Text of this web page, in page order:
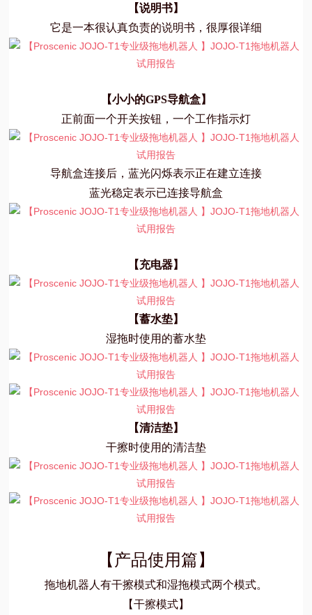
【说明书】
它是一本很认真负责的说明书，很厚很详细
【小小的GPS导航盒】
正前面一个开关按钮，一个工作指示灯
导航盒连接后，蓝光闪烁表示正在建立连接
蓝光稳定表示已连接导航盒
【充电器】
【蓄水垫】
湿拖时使用的蓄水垫
【清洁垫】
干擦时使用的清洁垫
【产品使用篇】
拖地机器人有干擦模式和湿拖模式两个模式。
【干擦模式】